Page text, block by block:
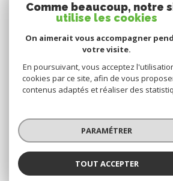
nous adhérons
© 2026 | Tous droits
Comme beaucoup, notre
utilise les cookies
On aimerait vous accompagner
votre visite.
En poursuivant, vous acceptez
cookies par ce site, afin de vous
contenus adaptés et réaliser des
PARAMÉTRER
TOUT ACCEPTER